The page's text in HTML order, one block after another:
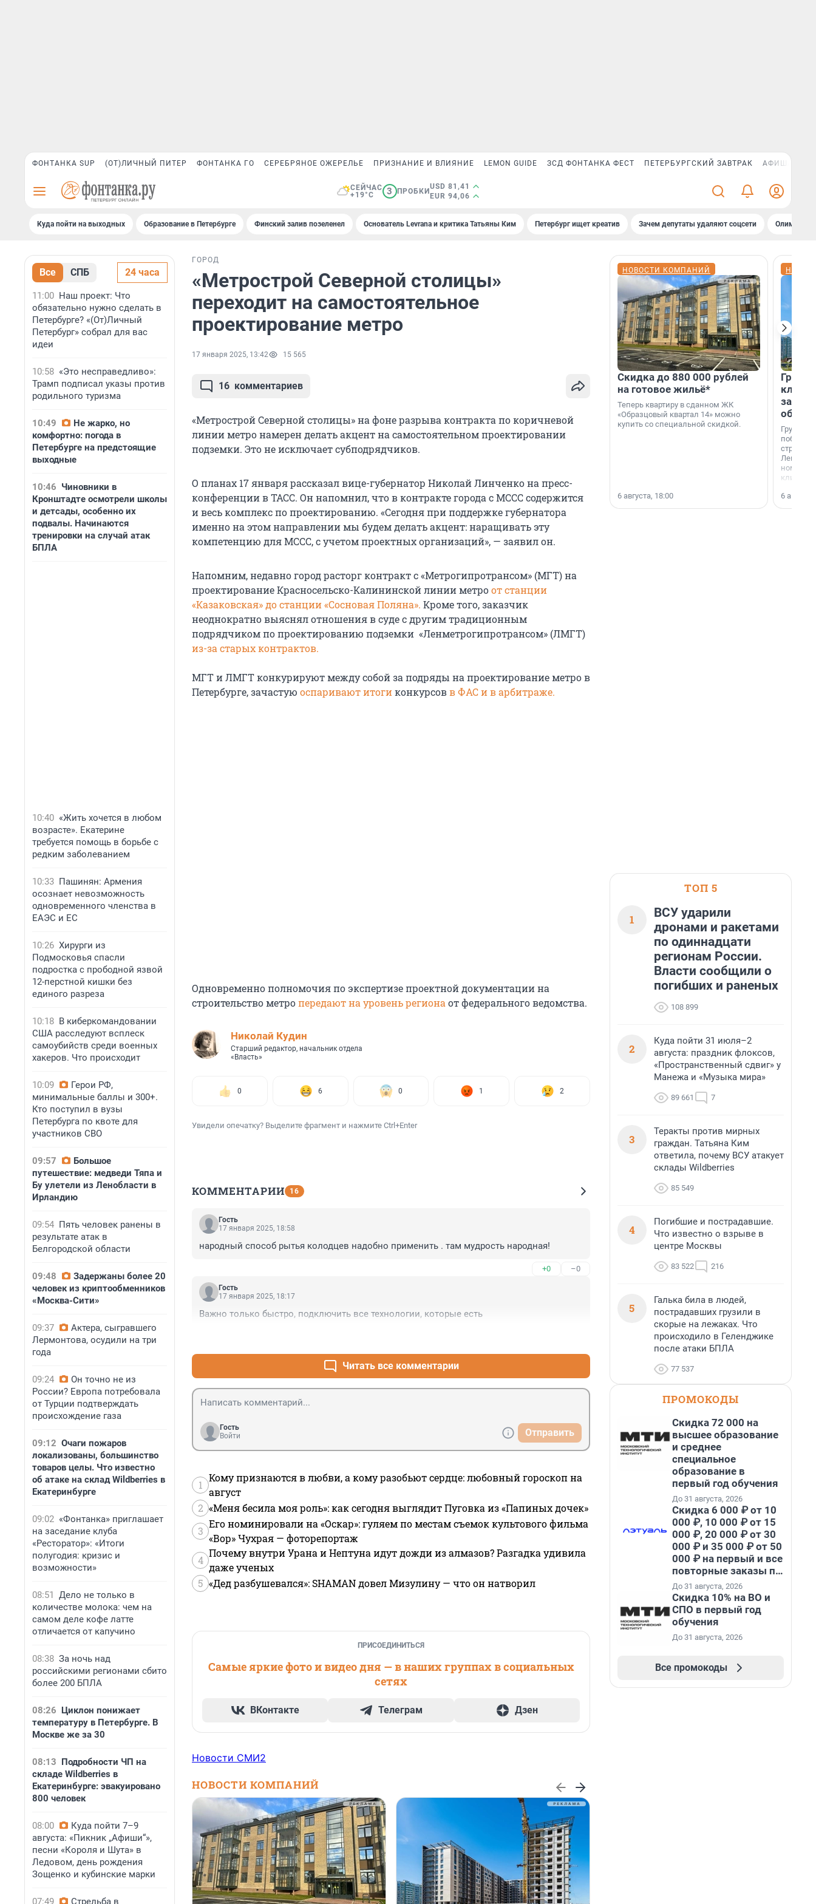
ФОНТАНКА SUP (ОТ)ЛИЧНЫЙ ПИТЕР ФОНТАНКА ГО СЕРЕБРЯНОЕ ОЖЕРЕЛЬЕ ПРИЗНАНИЕ И ВЛИЯНИЕ LEMON GUIDE ЗСД ФОНТАНКА ФЕСТ ПЕТЕРБУРГСКИЙ ЗАВТРАК АФИША PLUS
СЕЙЧАС
+19°C
3 ПРОБКИ
USD 81,41
EUR 94,06
Куда пойти на выходных Образование в Петербурге Финский залив позеленел Основатель Levrana и критика Татьяны Ким Петербург ищет креатив Зачем депутаты удаляют соцсети
Все СПБ 24 часа
11:00 Наш проект: Что
обязательно нужно сделать в
Петербурге? «(От)Личный
Петербург» собрал для вас
идеи
10:58 «Это несправедливо»:
Трамп подписал указы против
родильного туризма
10:49
Не жарко, но
комфортно: погода в
Петербурге на предстоящие
выходные
10:46 Чиновники в
Кронштадте осмотрели школы
и детсады, особенно их
подвалы. Начинаются
тренировки на случай атак
БПЛА
10:40 «Жить хочется в любом
возрасте». Екатерине
требуется помощь в борьбе с
редким заболеванием
10:33 Пашинян: Армения
осознает невозможность
одновременного членства в
ЕАЭС и ЕС
10:26 Хирурги из
Подмосковья спасли
подростка с прободной язвой
12-перстной кишки без
единого разреза
10:18 В киберкомандовании
США расследуют всплеск
самоубийств среди военных
хакеров. Что происходит
10:09
Герои РФ,
минимальные баллы и 300+.
Кто поступил в вузы
Петербурга по квоте для
участников СВО
09:57
Большое
путешествие: медведи Тяпа и
Бу улетели из Ленобласти в
Ирландию
09:54 Пять человек ранены в
результате атак в
Белгородской области
09:48
Задержаны более 20
человек из криптообменников
«Москва-Сити»
09:37
Актера, сыгравшего
Лермонтова, осудили на три
года
09:24
Он точно не из
России? Европа потребовала
от Турции подтверждать
происхождение газа
09:12 Очаги пожаров
локализованы, большинство
товаров целы. Что известно
об атаке на склад Wildberries в
Екатеринбурге
09:02 «Фонтанка» приглашает
на заседание клуба
«Ресторатор»: «Итоги
полугодия: кризис и
возможности»
08:51 Дело не только в
количестве молока: чем на
самом деле кофе латте
отличается от капучино
08:38 За ночь над
российскими регионами сбито
более 200 БПЛА
08:26 Циклон понижает
температуру в Петербурге. В
Москве же за 30
08:13 Подробности ЧП на
складе Wildberries в
Екатеринбурге: эвакуировано
800 человек
08:00
Куда пойти 7–9
августа: «Пикник „Афиши“»,
песни «Короля и Шута» в
Ледовом, день рождения
Зощенко и кубинские марки
07:49
Стрельба в
ГОРОД
«Метрострой Северной столицы»
переходит на самостоятельное
проектирование метро
17 января 2025, 13:42 15 565
16 комментариев
«Метрострой Северной столицы» на фоне разрыва контракта по коричневой
линии метро намерен делать акцент на самостоятельном проектировании
подземки. Это не исключает субподрядчиков.
О планах 17 января рассказал вице-губернатор Николай Линченко на пресс-
конференции в ТАСС. Он напомнил, что в контракте города с МССС содержится
и весь комплекс по проектированию. «Сегодня при поддержке губернатора
именно на этом направлении мы будем делать акцент: наращивать эту
компетенцию для МССС, с учетом проектных организаций», — заявил он.
Напомним, недавно город расторг контракт с «Метрогипротрансом» (МГТ) на
проектирование Красносельско-Калининской линии метроот станции
«Казаковская» до станции «Сосновая Поляна». Кроме того, заказчик
неоднократно выяснял отношения в суде с другим традиционным
подрядчиком по проектированию подземки «Ленметрогипротрансом» (ЛМГТ)
из-за старых контрактов.
МГТ и ЛМГТ конкурируют между собой за подряды на проектирование метро в
Петербурге, зачастую оспаривают итогиконкурсовв ФАС и в арбитраже.
Одновременно полномочия по экспертизе проектной документации на
строительство метропередают на уровень региона от федерального ведомства.
Николай Кудин
Старший редактор, начальник отдела
«Власть»
0 6 0 1 2
Увидели опечатку? Выделите фрагмент и нажмите Ctrl+Enter
КОММЕНТАРИИ 16
Гость
17 января 2025, 18:58
народный способ рытья колодцев надобно применить . там мудрость народная!
+0 –0
Гость
17 января 2025, 18:17
Важно только быстро, подключить все технологии, которые есть
Читать все комментарии
Гость
Войти
Отправить
1
Кому признаются в любви, а кому разобьют сердце: любовный гороскоп на
август
2 «Меня бесила моя роль»: как сегодня выглядит Пуговка из «Папиных дочек»
3
Его номинировали на «Оскар»: гуляем по местам съемок культового фильма
«Вор» Чухрая — фоторепортаж
4
Почему внутри Урана и Нептуна идут дожди из алмазов? Разгадка удивила
даже ученых
5 «Дед разбушевался»: SHAMAN довел Мизулину — что он натворил
ПРИСОЕДИНИТЬСЯ
Самые яркие фото и видео дня — в наших группах в социальных
сетях
ВКонтакте Телеграм Дзен
Новости СМИ2
НОВОСТИ КОМПАНИЙ
НОВОСТИ КОМПАНИЙ
Скидка до 880 000 рублей
на готовое жильё*
Теперь квартиру в сданном ЖК
«Образцовый квартал 14» можно
купить со специальной скидкой.
6 августа, 18:00
Группа
области».
6
ТОП 5
1
ВСУ ударили
дронами и ракетами
по одиннадцати
регионам России.
Власти сообщили о
погибших и раненых
108 899
2
Куда пойти 31 июля–2
августа: праздник флоксов,
«Пространственный сдвиг» у
Манежа и «Музыка мира»
89 661 7
3
Теракты против мирных
граждан. Татьяна Ким
ответила, почему ВСУ атакует
склады Wildberries
85 549
4
Погибшие и пострадавшие.
Что известно о взрыве в
центре Москвы
83 522 216
5
Галька била в людей,
пострадавших грузили в
скорые на лежаках. Что
происходило в Геленджике
после атаки БПЛА
77 537
ПРОМОКОДЫ
Скидка 72 000 на
высшее образование
и среднее
специальное
образование в
первый год обучения
До 31 августа, 2026
Скидка 6 000 ₽ от 10
000 ₽, 10 000 ₽ от 15
000 ₽, 20 000 ₽ от 30
000 ₽ и 35 000 ₽ от 50
000 ₽ на первый и все
повторные заказы по
промокоду НАБЕРИ
До 31 августа, 2026
Скидка 10% на ВО и
СПО в первый год
обучения
До 31 августа, 2026
Все промокоды